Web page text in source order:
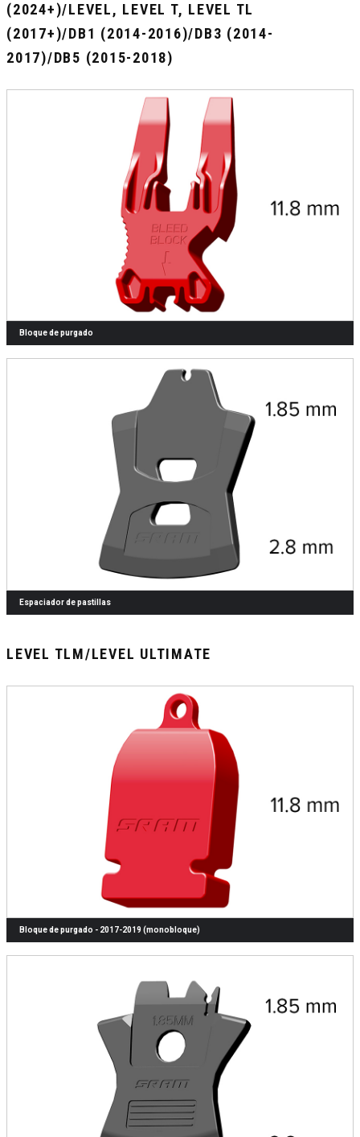
(2024+)/LEVEL, LEVEL T, LEVEL TL
(2017+)/DB1 (2014-2016)/DB3 (2014-
2017)/DB5 (2015-2018)
Bloque de purgado
Espaciador de pastillas
LEVEL TLM/LEVEL ULTIMATE
Bloque de purgado - 2017-2019 (monobloque)